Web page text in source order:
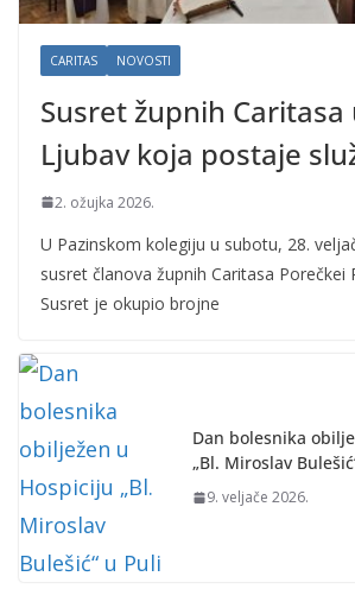
CARITAS NOVOSTI
Susret župnih Caritasa
Ljubav koja postaje
2. ožujka 2026.
U Pazinskom kolegiju u subotu, 28.
susret članova župnih Caritasa Porečkei
Susret je okupio brojne
Dan bolesnika
„Bl. Miroslav
9. veljače 2026.